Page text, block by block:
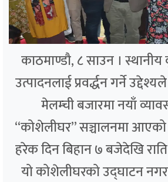
काठमाण्डौ, ८ साउन ।
उत्पादनलाई प्रवर्द्धन गर्ने
मेलम्ची बजारमा नयाँ
“कोशेलीघर” सञ्चालनमा
हरेक दिन बिहान ७ बजेदेखि
यो कोशेलीघरको उद्घाटन